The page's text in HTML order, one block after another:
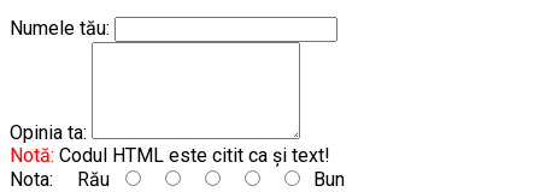
Numele tău:
Opinia ta:
Notă: Codul HTML este citit ca şi text!
Nota: Rău
Bun